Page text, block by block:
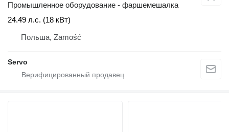
Промышленное оборудование - фаршемешалка
24.49 л.с. (18 кВт)
Польша, Zamość
Servo